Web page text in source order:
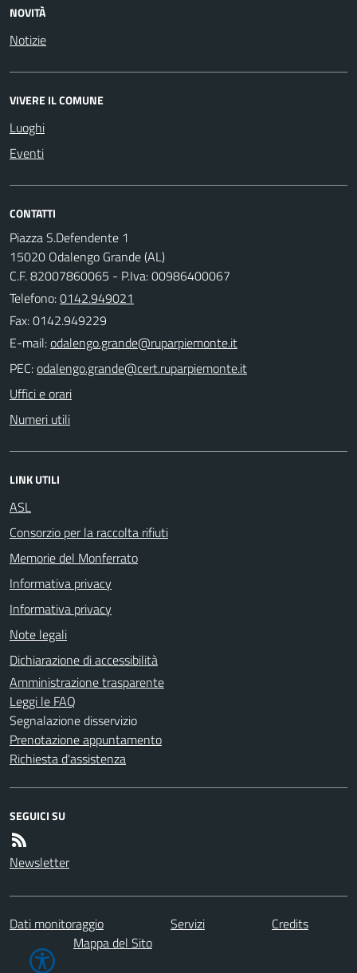
NOVITÀ
Notizie
VIVERE IL COMUNE
Luoghi
Eventi
CONTATTI
Piazza S.Defendente 1
15020 Odalengo Grande (AL)
C.F. 82007860065 - P.Iva: 00986400067
Telefono:0142.949021
Fax: 0142.949229
E-mail:
PEC:
Uffici e orari
Numeri utili
LINK UTILI
ASL
Consorzio per la raccolta rifiuti
Memorie del Monferrato
Informativa privacy
Informativa privacy
Note legali
Dichiarazione di accessibilità
Amministrazione trasparente
Leggi le FAQ
Segnalazione disservizio
Prenotazione appuntamento
Richiesta d'assistenza
SEGUICI SU
Newsletter
Dati monitoraggio Servizi
Credits
Mappa del Sito